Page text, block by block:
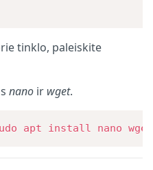
tinklo, paleiskite
nano ir wget.
apt install nano wget